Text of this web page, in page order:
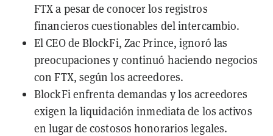
FTX a pesar de conocer los registros
financieros cuestionables del intercambio.
El CEO de BlockFi, Zac Prince, ignoró las
preocupaciones y continuó haciendo negocios
con FTX, según los acreedores.
BlockFi enfrenta demandas y los acreedores
exigen la liquidación inmediata de los activos
en lugar de costosos honorarios legales.